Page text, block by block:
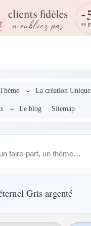
Thème La création Unique
Le blog Sitemap
Gris argenté